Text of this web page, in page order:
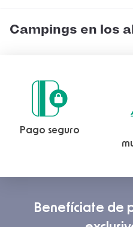
Campings en los
Pago seguro
Benefíciate de